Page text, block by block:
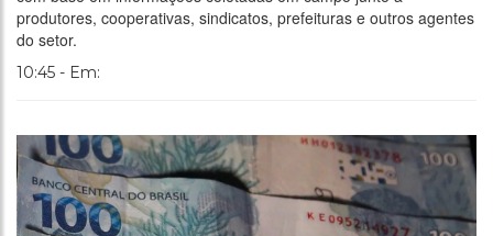
produtores, cooperativas, sindicatos, prefeituras e outros agentes
do setor.
10:45 - Em: